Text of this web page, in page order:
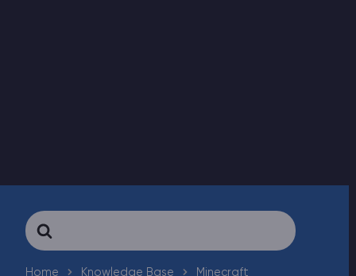
Search
For
Home Knowledge Base Minecraft